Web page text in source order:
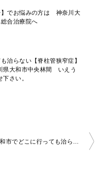
】でお悩みの方は 神奈川大
合治療院へ
治らない【脊柱管狭窄症】
県大和市中央林間 いえう
さい。
大和市でどこに行っても治らない【脊柱管狭窄症】でお悩みなら “神奈川県大和市中央林間 いえうじ総合治療院”にお任せ下さい。